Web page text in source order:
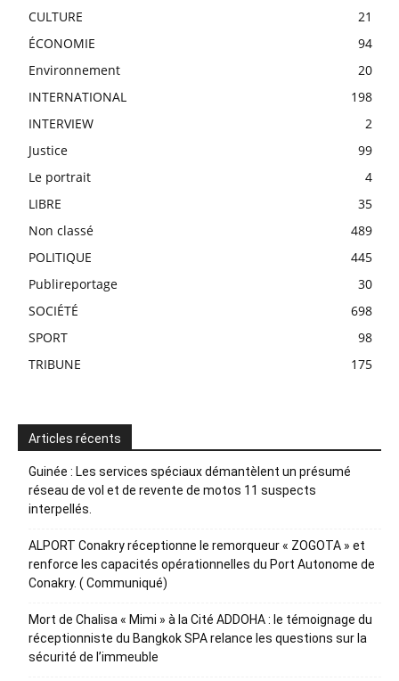
CULTURE
21
ÉCONOMIE
94
Environnement
20
INTERNATIONAL
198
INTERVIEW
2
Justice
99
Le portrait
4
LIBRE
35
Non classé
489
POLITIQUE
445
Publireportage
30
SOCIÉTÉ
698
SPORT
98
TRIBUNE
175
Articles récents
Guinée : Les services spéciaux démantèlent un présumé
réseau de vol et de revente de motos 11 suspects
interpellés.
ALPORT Conakry réceptionne le remorqueur « ZOGOTA » et
renforce les capacités opérationnelles du Port Autonome de
Conakry. ( Communiqué)
Mort de Chalisa « Mimi » à la Cité ADDOHA : le témoignage du
réceptionniste du Bangkok SPA relance les questions sur la
sécurité de l’immeuble